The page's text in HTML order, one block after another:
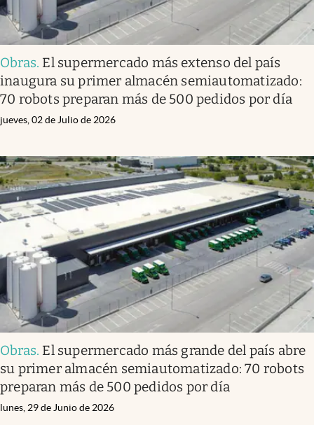
Obras. El supermercado más extenso del país
inaugura su primer almacén semiautomatizado:
70 robots preparan más de 500 pedidos por día
jueves, 02 de Julio de 2026
Obras. El supermercado más grande del país abre
su primer almacén semiautomatizado: 70 robots
preparan más de 500 pedidos por día
lunes, 29 de Junio de 2026